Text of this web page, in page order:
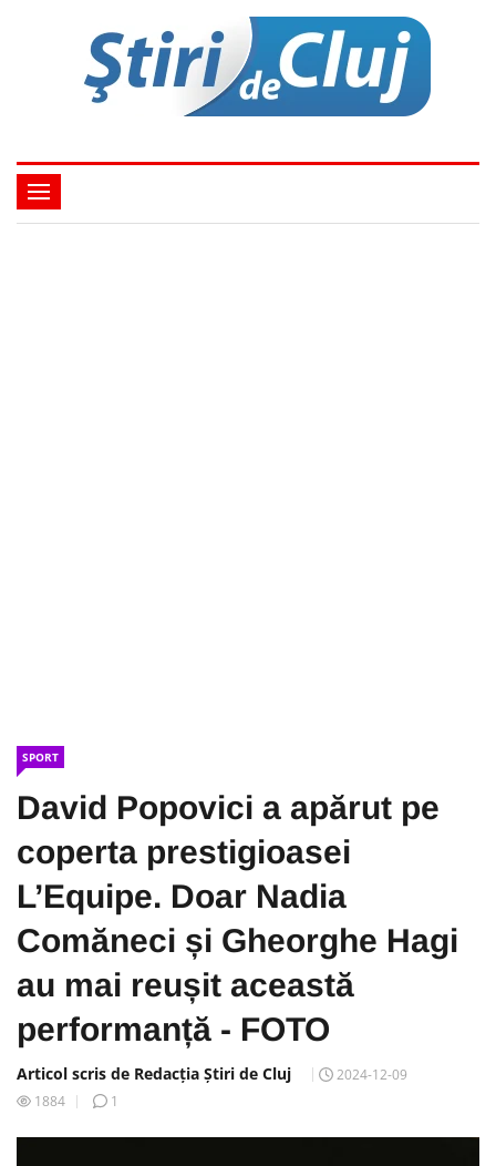
SPORT
David Popovici a apărut pe
coperta prestigioasei
L’Equipe. Doar Nadia
Comăneci și Gheorghe Hagi
au mai reușit această
performanță - FOTO
Articol scris de Redacția Știri de Cluj
2024-12-09
1884
1